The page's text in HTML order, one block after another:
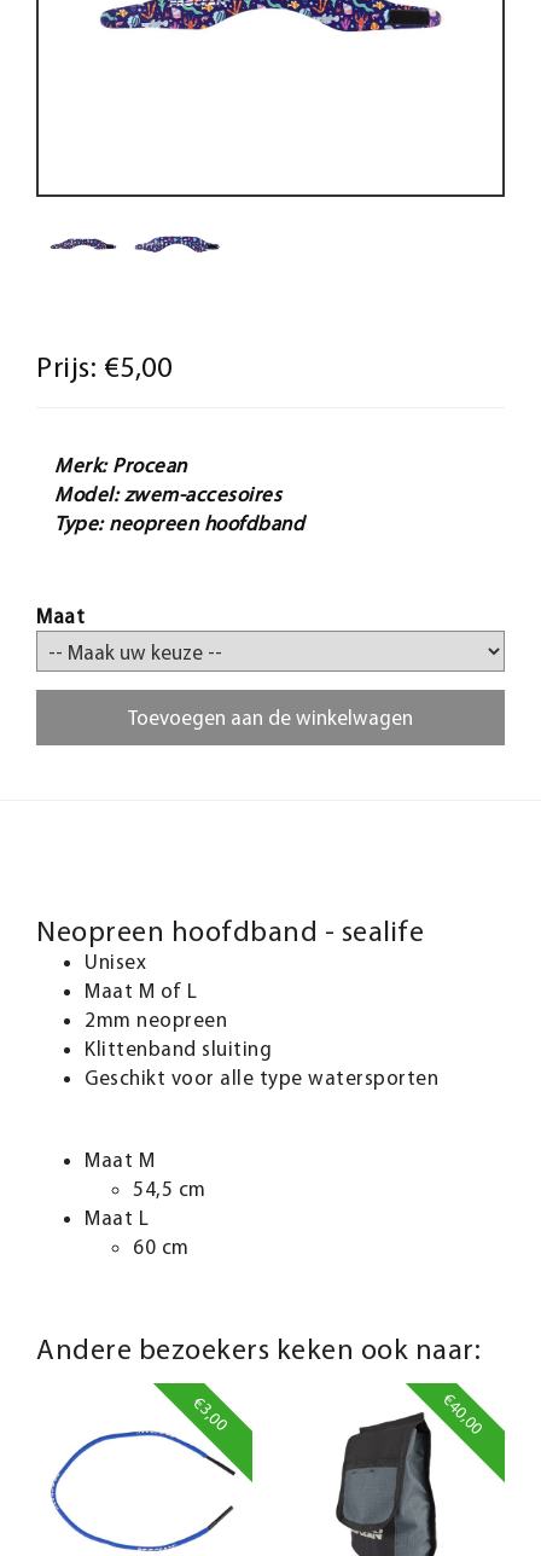
Prijs: €5,00
Merk: Procean
Model: zwem-accesoires
Type: neopreen hoofdband
Maat
Toevoegen aan de winkelwagen
Neopreen hoofdband - sealife
Unisex
Maat M of L
2mm neopreen
Klittenband sluiting
Geschikt voor alle type watersporten
Maat M
54,5 cm
Maat L
60 cm
Andere bezoekers keken ook naar:
€3,00 €40,00